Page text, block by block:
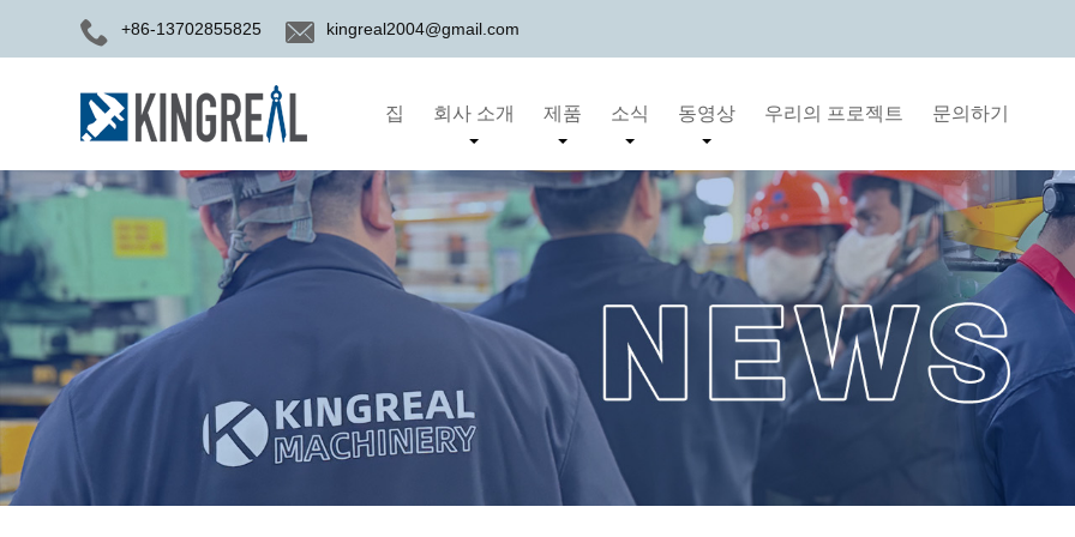
+86-13702855825 kingreal2004@gmail.com
집 회사 소개 제품 소식 동영상 우리의 프로젝트 문의하기